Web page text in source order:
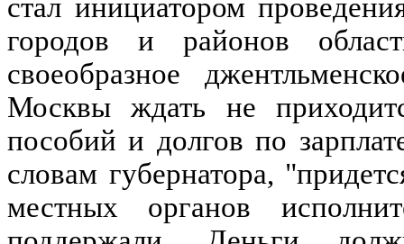
стал инициатором
городов и районов
своеобразное
Москвы ждать не
пособий и долгов по
словам губернатора,
местных органов